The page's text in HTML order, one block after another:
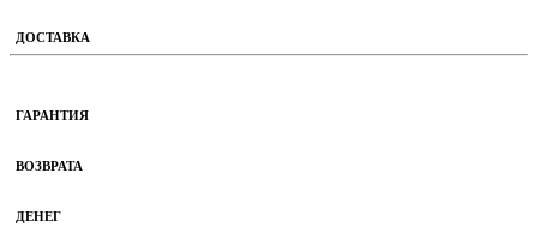
ДОСТАВКА
ГАРАНТИЯ
ВОЗВРАТА
ДЕНЕГ